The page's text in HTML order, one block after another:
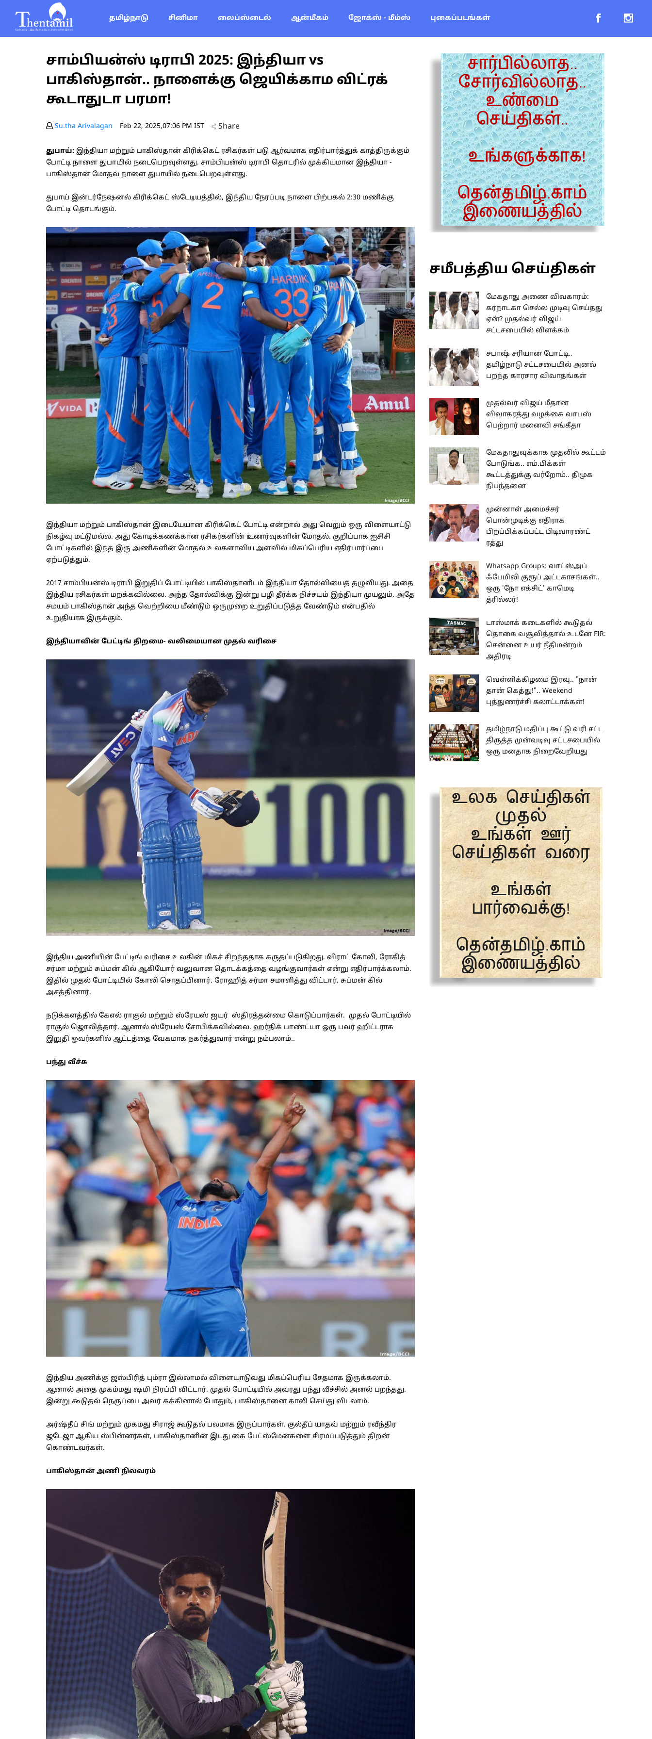
தமிழ்நாடு சினிமா லைப்ஸ்டைல் ஆன்மீகம் ஜோக்ஸ் - மீம்ஸ் புகைப்படங்கள்
சாம்பியன்ஸ் டிராபி 2025: இந்தியா vs
பாகிஸ்தான்.. நாளைக்கு ஜெயிக்காம விட்ரக்
கூடாதுடா பரமா!
Su.tha Arivalagan Feb 22, 2025,07:06 PM IST Share
துபாய்: இந்தியா மற்றும் பாகிஸ்தான் கிரிக்கெட் ரசிகர்கள் படு ஆர்வமாக எதிர்பார்த்துக் காத்திருக்கும்
போட்டி நாளை துபாயில் நடைபெறவுள்ளது. சாம்பியன்ஸ் டிராபி தொடரில் முக்கியமான இந்தியா -
பாகிஸ்தான் மோதல் நாளை துபாயில் நடைபெறவுள்ளது.
துபாய் இன்டர்நேஷனல் கிரிக்கெட் ஸ்டேடியத்தில், இந்திய நேரப்படி நாளை பிற்பகல் 2:30 மணிக்கு
போட்டி தொடங்கும்.
இந்தியா மற்றும் பாகிஸ்தான் இடையேயான கிரிக்கெட் போட்டி என்றால் அது வெறும் ஒரு விளையாட்டு
நிகழ்வு மட்டுமல்ல. அது கோடிக்கணக்கான ரசிகர்களின் உணர்வுகளின் மோதல். குறிப்பாக ஐசிசி
போட்டிகளில் இந்த இரு அணிகளின் மோதல் உலகளாவிய அளவில் மிகப்பெரிய எதிர்பார்ப்பை
ஏற்படுத்தும்.
2017 சாம்பியன்ஸ் டிராபி இறுதிப் போட்டியில் பாகிஸ்தானிடம் இந்தியா தோல்வியைத் தழுவியது. அதை
இந்திய ரசிகர்கள் மறக்கவில்லை. அந்த தோல்விக்கு இன்று பழி தீர்க்க நிச்சயம் இந்தியா முயலும். அதே
சமயம் பாகிஸ்தான் அந்த வெற்றியை மீண்டும் ஒருமுறை உறுதிப்படுத்த வேண்டும் என்பதில்
உறுதியாக இருக்கும்.
இந்தியாவின் பேட்டிங் திறமை- வலிமையான முதல் வரிசை
இந்திய அணியின் பேட்டிங் வரிசை உலகின் மிகச் சிறந்ததாக கருதப்படுகிறது. விராட் கோலி, ரோகித்
சர்மா மற்றும் சுப்மன் கில் ஆகியோர் வலுவான தொடக்கத்தை வழங்குவார்கள் என்று எதிர்பார்க்கலாம்.
இதில் முதல் போட்டியில் கோலி சொதப்பினார். ரோஹித் சர்மா சமாளித்து விட்டார். சுப்மன் கில்
அசத்தினார்.
நடுக்களத்தில் கேஎல் ராகுல் மற்றும் ஸ்ரேயஸ் ஐயர் ஸ்திரத்தன்மை கொடுப்பார்கள். முதல் போட்டியில்
ராகுல் ஜொலித்தார். ஆனால் ஸ்ரேயஸ் சோபிக்கவில்லை. ஹர்திக் பாண்ட்யா ஒரு பவர் ஹிட்டராக
இறுதி ஓவர்களில் ஆட்டத்தை வேகமாக நகர்த்துவார் என்று நம்பலாம்..
பந்து வீச்சு
இந்திய அணிக்கு ஜஸ்பிரித் பும்ரா இல்லாமல் விளையாடுவது மிகப்பெரிய சேதமாக இருக்கலாம்.
ஆனால் அதை முகம்மது ஷமி நிரப்பி விட்டார். முதல் போட்டியில் அவரது பந்து வீச்சில் அனல் பறந்தது.
இன்று கூடுதல் நெருப்பை அவர் கக்கினால் போதும், பாகிஸ்தானை காலி செய்து விடலாம்.
அர்ஷ்தீப் சிங் மற்றும் முகமது சிராஜ் கூடுதல் பலமாக இருப்பார்கள். குல்தீப் யாதவ் மற்றும் ரவீந்திர
ஜடேஜா ஆகிய ஸ்பின்னர்கள், பாகிஸ்தானின் இடது கை பேட்ஸ்மேன்களை சிரமப்படுத்தும் திறன்
கொண்டவர்கள்.
பாகிஸ்தான் அணி நிலவரம்
சமீபத்திய செய்திகள்
மேகதாது அணை விவகாரம்:
கர்நாடகா செல்ல முடிவு செய்தது
ஏன்? முதல்வர் விஜய்
சட்டசபையில் விளக்கம்
சபாஷ் சரியான போட்டி..
தமிழ்நாடு சட்டசபையில் அனல்
பறந்த காரசார விவாதங்கள்
முதல்வர் விஜய் மீதான
விவாகரத்து வழக்கை வாபஸ்
பெற்றார் மனைவி சங்கீதா
மேகதாதுவுக்காக முதலில் கூட்டம்
போடுங்க.. எம்.பிக்கள்
கூட்டத்துக்கு வர்றோம்.. திமுக
நிபந்தனை
முன்னாள் அமைச்சர்
பொன்முடிக்கு எதிராக
பிறப்பிக்கப்பட்ட பிடிவாரண்ட்
ரத்து
Whatsapp Groups: வாட்ஸ்அப்
ஃபேமிலி குரூப் அட்டகாசங்கள்..
ஒரு 'நோ எக்சிட்' காமெடி
த்ரில்லர்!
டாஸ்மாக் கடைகளில் கூடுதல்
தொகை வசூலித்தால் உடனே FIR:
சென்னை உயர் நீதிமன்றம்
அதிரடி
வெள்ளிக்கிழமை இரவு.. "நான்
தான் கெத்து!".. Weekend
புத்துணர்ச்சி கலாட்டாக்கள்!
தமிழ்நாடு மதிப்பு கூட்டு வரி சட்ட
திருத்த முன்வடிவு சட்டசபையில்
ஒரு மனதாக நிறைவேறியது